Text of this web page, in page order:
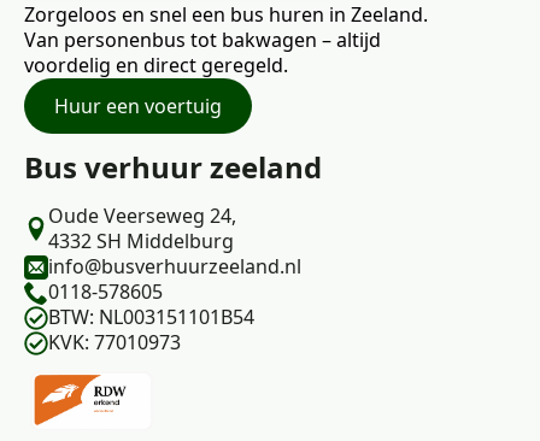
Zorgeloos en snel een bus huren in Zeeland.
Van personenbus tot bakwagen – altijd
voordelig en direct geregeld.
Huur een voertuig
Bus verhuur zeeland
Oude Veerseweg 24,
4332 SH Middelburg
info@busverhuurzeeland.nl
0118-578605
BTW: NL003151101B54
KVK: 77010973